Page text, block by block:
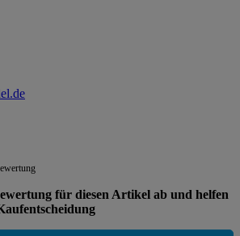
für diesen Artikel ab und helfen